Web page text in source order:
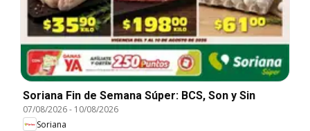
Soriana Fin de Semana Súper: BCS, Son y Sin
07/08/2026- 10/08/2026
Soriana